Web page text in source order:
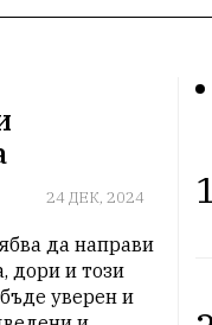
24 ДЕК, 2024
да направи
дори и този
уверен и